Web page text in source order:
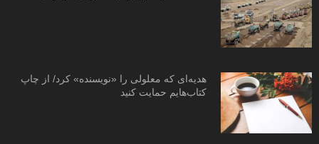
هدیه‌ای که معلولی را «نویسنده» کرد/ از چاپ
کتاب‌هایم حمایت کنید